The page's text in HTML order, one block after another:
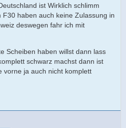
ist Wirklich schlimm
haben auch keine Zulassung in
deswegen fahr ich mit
Scheiben haben willst dann lass
schwarz machst dann ist
vorne ja auch nicht komplett